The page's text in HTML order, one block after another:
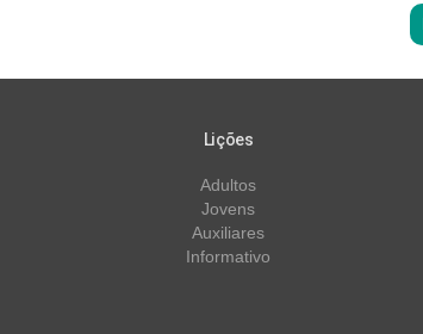
Lições
Adultos
Jovens
Auxiliares
Informativo